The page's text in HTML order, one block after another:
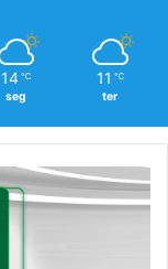
14 ℃
seg
11 ℃
ter